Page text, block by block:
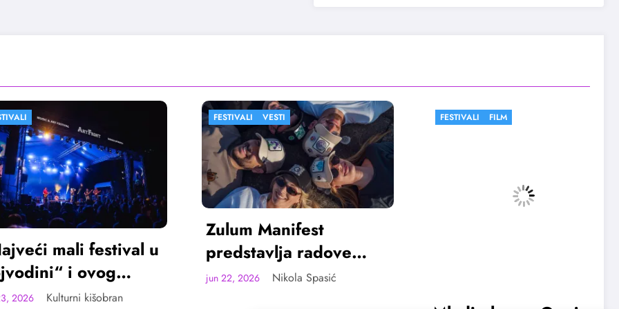
mali festival u
i ovog
u Sremskoj
Kulturni kišobran
FESTIVALI VESTI
Zulum Manifest
predstavlja radove
deset finalista u
jun 22, 2026 Nikola Spasić
FESTIVALI FILM